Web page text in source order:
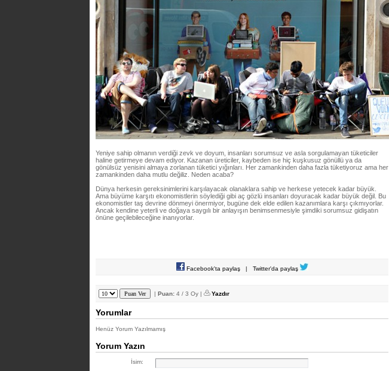
Yeniye sahip olmanın verdiği zevk ve doyum, insanları sorumsuz ve asla sorgulamayan tüketiciler
haline getirmeye devam ediyor. Kazanan üreticiler, kaybeden ise hiç kuşkusuz gönüllü ya da
gönülsüz yenisini almaya zorlanan tüketici yığınları. Her zamankinden daha fazla tüketiyoruz ama her
zamankinden daha mutlu değiliz. Neden acaba?
Dünya herkesin gereksinimlerini karşılayacak olanaklara sahip ve herkese yetecek kadar büyük.
Ama büyüme karşıtı ekonomistlerin söylediği gibi aç gözlü insanları doyuracak kadar büyük değil. Bu
ekonomistler taş devrine dönmeyi önermiyor, bugüne dek elde edilen kazanımlara karşı çıkmıyorlar.
Ancak kendine yeterli ve doğaya saygılı bir anlayışın benimsenmesiyle şimdiki sorumsuz gidişatın
önüne geçilebileceğine inanıyorlar.
Facebook'ta paylaş | Twitter'da paylaş
| Puan: 4 / 3 Oy | Yazdır
Yorumlar
Henüz Yorum Yazılmamış
Yorum Yazın
İsim: